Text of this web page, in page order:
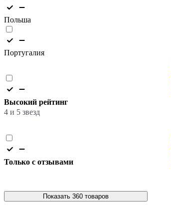
Польша
Португалия
Высокий рейтинг
4 и 5 звезд
Только с отзывами
Показать 360 товаров